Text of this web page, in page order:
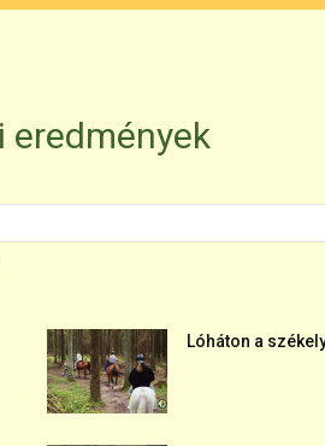
eredmények
Lóháton a